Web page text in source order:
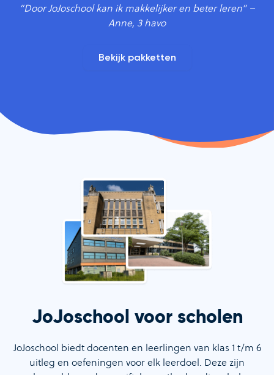
“Door JoJoschool kan ik makkelijker en beter leren” –
Anne, 3 havo
Bekijk pakketten
JoJoschool voor scholen
JoJoschool biedt docenten en leerlingen van klas 1 t/m 6
uitleg en oefeningen voor elk leerdoel. Deze zijn